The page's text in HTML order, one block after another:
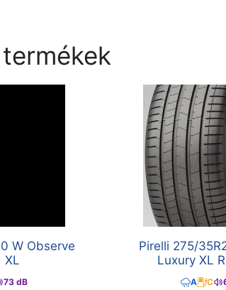
W Observe
XL
73 dB
Pirelli 275/
Luxury XL
A C